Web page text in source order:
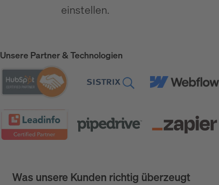
einstellen.
Unsere Partner & Technologien
Was unsere Kunden richtig überzeugt